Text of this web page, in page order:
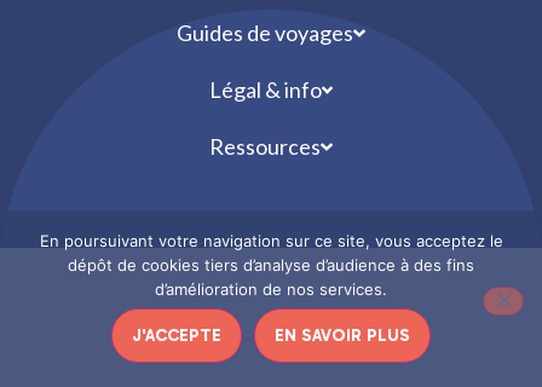
Guides de voyages
Légal & info
Ressources
En poursuivant votre navigation sur ce site, vous acceptez le
dépôt de cookies tiers d’analyse d’audience à des fins
d’amélioration de nos services.
J'ACCEPTE EN SAVOIR PLUS